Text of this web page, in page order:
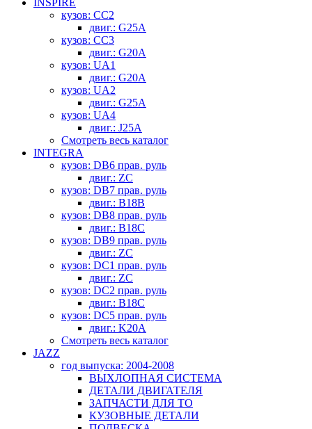
INSPIRE
кузов: CC2
двиг.: G25A
кузов: CC3
двиг.: G20A
кузов: UA1
двиг.: G20A
кузов: UA2
двиг.: G25A
кузов: UA4
двиг.: J25A
Смотреть весь каталог
INTEGRA
кузов: DB6 прав. руль
двиг.: ZC
кузов: DB7 прав. руль
двиг.: B18B
кузов: DB8 прав. руль
двиг.: B18C
кузов: DB9 прав. руль
двиг.: ZC
кузов: DC1 прав. руль
двиг.: ZC
кузов: DC2 прав. руль
двиг.: B18C
кузов: DC5 прав. руль
двиг.: K20A
Смотреть весь каталог
JAZZ
год выпуска: 2004-2008
ВЫХЛОПНАЯ СИСТЕМА
ДЕТАЛИ ДВИГАТЕЛЯ
ЗАПЧАСТИ ДЛЯ ТО
КУЗОВНЫЕ ДЕТАЛИ